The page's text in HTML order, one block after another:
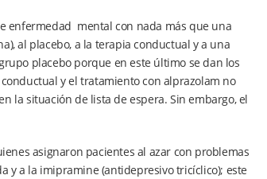
enfermedad mental con nada más que una
al placebo, a la terapia conductual y a una
placebo porque en este último se dan los
y el tratamiento con alprazolam no
la situación de lista de espera. Sin embargo, el
asignaron pacientes al azar con problemas
y a la imipramine (antidepresivo tricíclico); este